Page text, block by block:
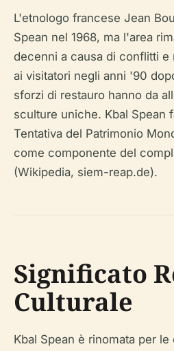
L'etnologo francese Jean
Spean nel 1968, ma l'area
decenni a causa di conflitti e
ai visitatori negli anni '90
sforzi di restauro hanno da
sculture uniche. Kbal Spean
Tentativa del Patrimonio
come componente del
(Wikipedia, siem-reap.de).
Significato
Culturale
Kbal Spean è rinomata per